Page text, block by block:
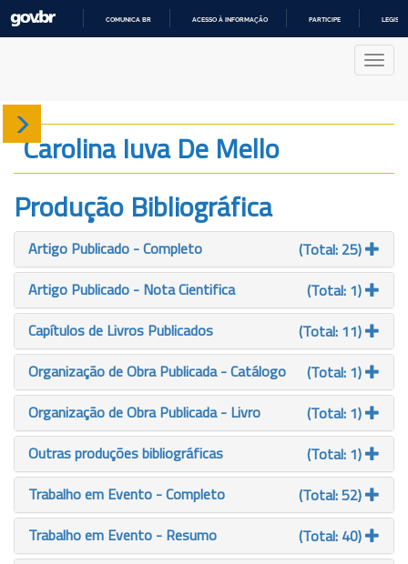
COMUNICA BR ACESSO À INFORMAÇÃO PARTICIPE
Sobre
Produção
Projetos
Gráficos
Carolina Iuva De Mello
Produção Bibliográfica
Artigo Publicado - Completo
(Total: 25)
Artigo Publicado - Nota Cientifica
(Total: 1)
Capítulos de Livros Publicados
(Total: 11)
Organização de Obra Publicada - Catálogo
(Total: 1)
Organização de Obra Publicada - Livro
(Total: 1)
Outras produções bibliográficas
(Total: 1)
Trabalho em Evento - Completo
(Total: 52)
Trabalho em Evento - Resumo
(Total: 40)